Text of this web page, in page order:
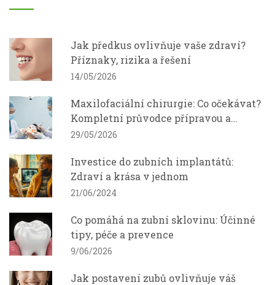
Jak předkus ovlivňuje vaše zdraví?
Příznaky, rizika a řešení
14/05/2026
Maxilofaciální chirurgie: Co očekávat?
Kompletní průvodce přípravou a
rekonvalescencí
29/05/2026
Investice do zubních implantátů:
Zdraví a krása v jednom
21/06/2024
Co pomáhá na zubní sklovinu: Účinné
tipy, péče a prevence
9/06/2026
Jak postavení zubů ovlivňuje váš